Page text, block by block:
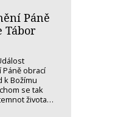
Páně
Tábor
Páně obrací
k Božímu
se tak
života…